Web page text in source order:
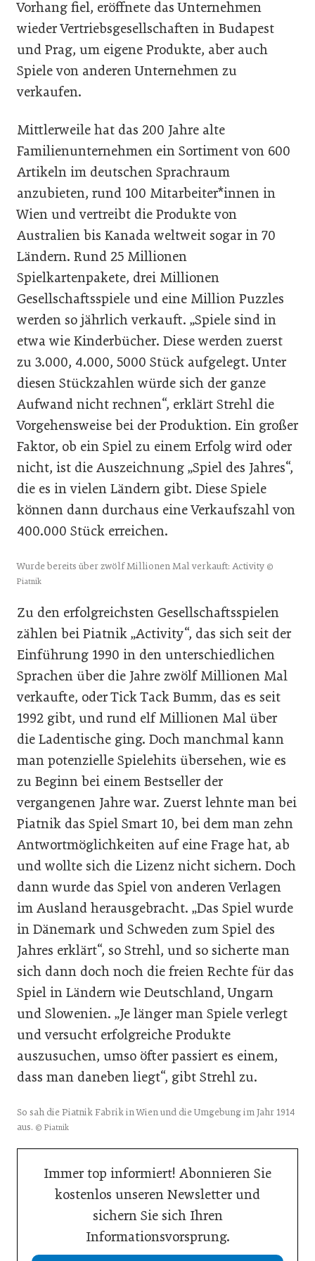
Vorhang fiel, eröffnete das Unternehmen
wieder Vertriebsgesellschaften in Budapest
und Prag, um eigene Produkte, aber auch
Spiele von anderen Unternehmen zu
verkaufen.
Mittlerweile hat das 200 Jahre alte
Familienunternehmen ein Sortiment von 600
Artikeln im deutschen Sprachraum
anzubieten, rund 100 Mitarbeiter*innen in
Wien und vertreibt die Produkte von
Australien bis Kanada weltweit sogar in 70
Ländern. Rund 25 Millionen
Spielkartenpakete, drei Millionen
Gesellschaftsspiele und eine Million Puzzles
werden so jährlich verkauft. „Spiele sind in
etwa wie Kinderbücher. Diese werden zuerst
zu 3.000, 4.000, 5000 Stück aufgelegt. Unter
diesen Stückzahlen würde sich der ganze
Aufwand nicht rechnen“, erklärt Strehl die
Vorgehensweise bei der Produktion. Ein großer
Faktor, ob ein Spiel zu einem Erfolg wird oder
nicht, ist die Auszeichnung „Spiel des Jahres“,
die es in vielen Ländern gibt. Diese Spiele
können dann durchaus eine Verkaufszahl von
400.000 Stück erreichen.
Wurde bereits über zwölf Millionen Mal verkauft: Activity ©
Piatnik
Zu den erfolgreichsten Gesellschaftsspielen
zählen bei Piatnik „Activity“, das sich seit der
Einführung 1990 in den unterschiedlichen
Sprachen über die Jahre zwölf Millionen Mal
verkaufte, oder Tick Tack Bumm, das es seit
1992 gibt, und rund elf Millionen Mal über
die Ladentische ging. Doch manchmal kann
man potenzielle Spielehits übersehen, wie es
zu Beginn bei einem Bestseller der
vergangenen Jahre war. Zuerst lehnte man bei
Piatnik das Spiel Smart 10, bei dem man zehn
Antwortmöglichkeiten auf eine Frage hat, ab
und wollte sich die Lizenz nicht sichern. Doch
dann wurde das Spiel von anderen Verlagen
im Ausland herausgebracht. „Das Spiel wurde
in Dänemark und Schweden zum Spiel des
Jahres erklärt“, so Strehl, und so sicherte man
sich dann doch noch die freien Rechte für das
Spiel in Ländern wie Deutschland, Ungarn
und Slowenien. „Je länger man Spiele verlegt
und versucht erfolgreiche Produkte
auszusuchen, umso öfter passiert es einem,
dass man daneben liegt“, gibt Strehl zu.
So sah die Piatnik Fabrik in Wien und die Umgebung im Jahr 1914
aus. © Piatnik
Immer top informiert! Abonnieren Sie
kostenlos unseren Newsletter und
sichern Sie sich Ihren
Informationsvorsprung.